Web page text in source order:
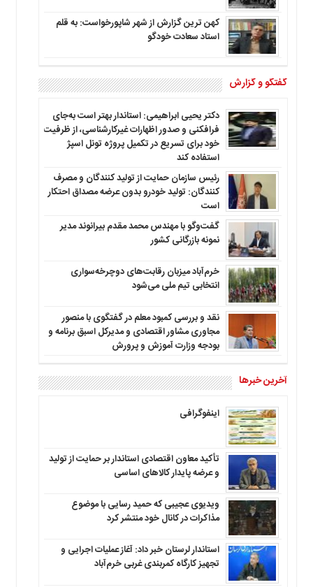
کهن ترین گزارش از شهر شاپورخواست: به قلم
استاد سعادت خودگو
گفتگو و گزارش
دکتر یحیی ابراهیمی: استاندار بهتر است به‌جای
فرافکنی و صدور اظهارات غیرکارشناسی، از ظرفیت
خود برای تسریع در تکمیل پروژه تونل اسپژ
استفاده کند
رئیس سازمان حمایت از تولید کنندگان و مصرف
کنندگان: تولید خودرو بدون عرضه مصداق احتکار
است
گفت‌وگو با مهندس محمد مقدم بیرانوند مدیر
نمونه بازرگانی کشور
خرم‌آباد میزبان رقابت‌های دوچرخه‌سواری
انتخابی تیم ملی می‌شود
نقد و بررسی کمبود معلم در گفتگوی با منصور
مجاوری مشاور اقتصادی و مدیرکل اسبق برنامه و
بودجه وزارت آموزش و پرورش
آخرین خبرها
اینفوگرافی
تأکید معاون اقتصادی استاندار بر حمایت از تولید
و عرضه پایدار کالاهای اساسی
ویدیوی عجیبی که حمید رسایی با موضوع
مذاکرات در کانال خود منتشر کرد
استاندار لرستان خبر داد: آغاز عملیات اجرایی و
تجهیز کارگاه کمربندی غربی خرم‌آباد